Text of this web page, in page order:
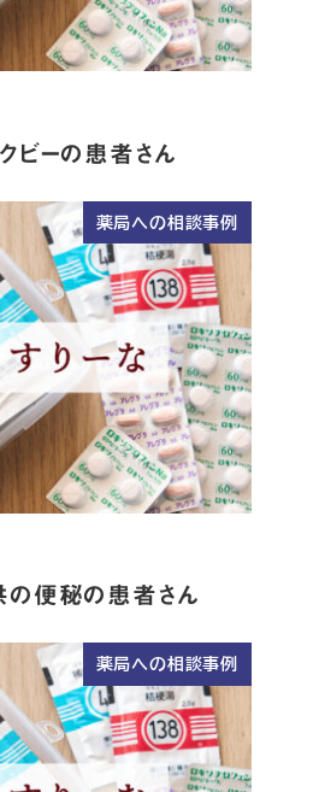
ビーの患者さん
薬局への相談事例
の便秘の患者さん
薬局への相談事例